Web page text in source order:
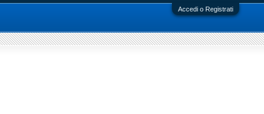
Accedi o Registrati